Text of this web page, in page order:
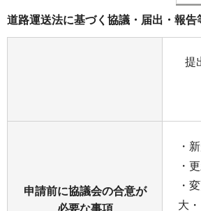
道路運送法に基づく協議・届出・報告
提
申請前に協議会の合意が
・
・
・
大・